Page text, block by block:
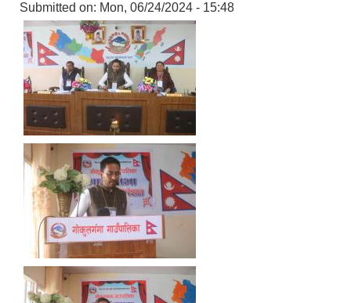
Submitted on: Mon, 06/24/2024 - 15:48